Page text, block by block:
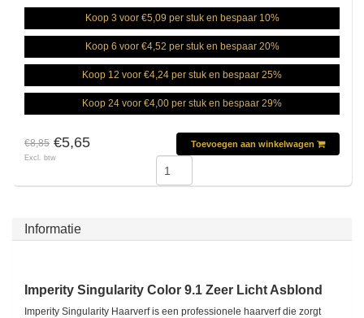
Koop 3 voor €5,09 per stuk en bespaar 10%
Koop 6 voor €4,52 per stuk en bespaar 20%
Koop 12 voor €4,24 per stuk en bespaar 25%
Koop 24 voor €4,00 per stuk en bespaar 29%
€8,85 €5,65
Excl. btw
Toevoegen aan winkelwagen
Informatie
Imperity Singularity Color 9.1 Zeer Licht Asblond
Imperity Singularity Haarverf is een professionele haarverf die zorgt